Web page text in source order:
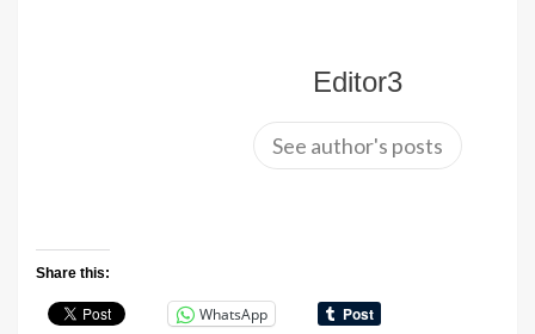
Editor3
See author's posts
Share this:
WhatsApp